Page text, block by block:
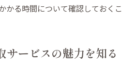
げるためのコツ
売るための交渉術
事例を学ぶ
かる時間について確認しておくこ
サービスの魅力を知る